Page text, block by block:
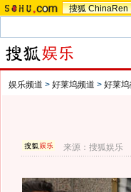
搜狐 ChinaRen
娱乐频道 > 好莱坞频道 > 好莱
来源：搜狐娱乐